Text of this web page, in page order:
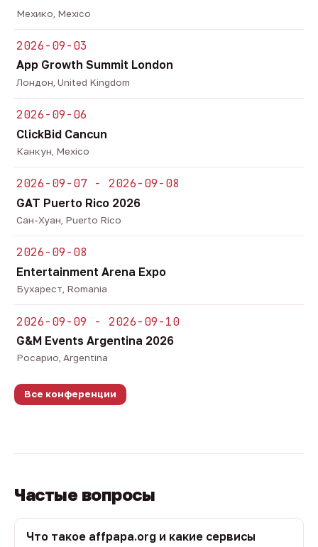
Мехико, Mexico
2026-09-03
App Growth Summit London
Лондон, United Kingdom
2026-09-06
ClickBid Cancun
Канкун, Mexico
2026-09-07 - 2026-09-08
GAT Puerto Rico 2026
Сан-Хуан, Puerto Rico
2026-09-08
Entertainment Arena Expo
Бухарест, Romania
2026-09-09 - 2026-09-10
G&M Events Argentina 2026
Росарио, Argentina
Все конференции
Частые вопросы
Что такое affpapa.org и какие сервисы